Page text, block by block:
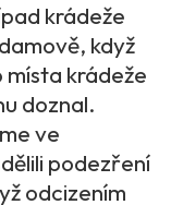
krádeže
když
místa krádeže
doznal.
ve
podezření
odcizením